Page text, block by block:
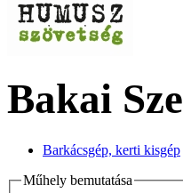
Bakai
Barkácsgép, kerti kisgép
Műhely bemutatása